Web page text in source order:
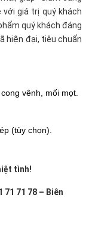
giá trị quý khách
quý khách đáng
hiện đại, tiêu chuẩn
vênh, mối mọt.
(tùy chọn).
tình!
71 71 78 – Biên